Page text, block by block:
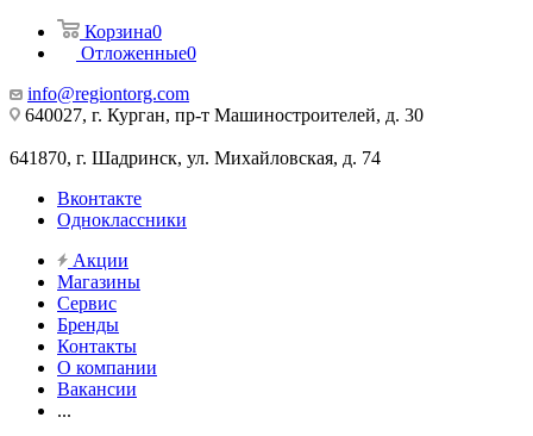
Корзина0
Отложенные0
info@regiontorg.com
640027, г. Курган, пр-т Машиностроителей, д. 30
641870, г. Шадринск, ул. Михайловская, д. 74
Вконтакте
Одноклассники
Акции
Магазины
Сервис
Бренды
Контакты
О компании
Вакансии
...